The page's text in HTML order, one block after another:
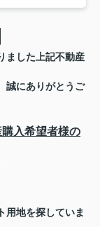
ました上記不動産
誠にありがとうご
購入希望者様の
用地を探していま